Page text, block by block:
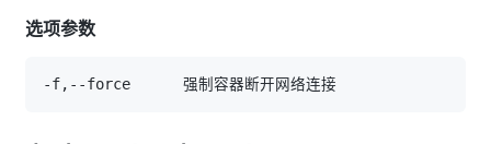
选项参数